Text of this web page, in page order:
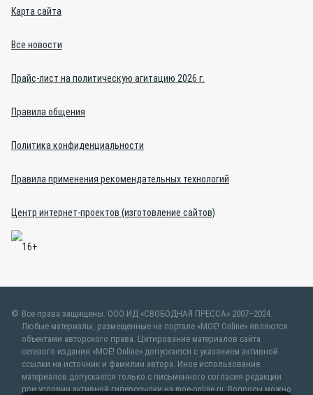
Карта сайта
Все новости
Прайс-лист на политическую агитацию 2026 г.
Правила общения
Политика конфиденциальности
Правила применения рекомендательных технологий
Центр интернет-проектов (изготовление сайтов)
Все права защищены. ООО ИД «СВОБОДНАЯ ПРЕССА» 2007–2024.
Любые материалы, размещенные на портале «МОЁ! Online» являются
объектами авторского права. Цитирование материалов сайта
сетевого издания «МОЁ! Online» допускается с указанием активной
ссылки на источник и фамилии автора. Иное использование
материалов допускается только с письменного согласия редакции
при условии активной гиперссылки на moe-online.ru. Вопросы можно